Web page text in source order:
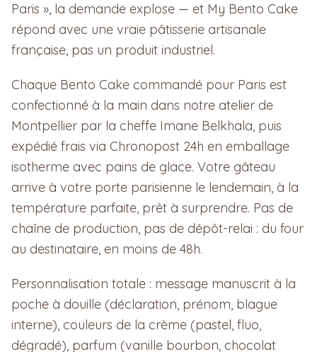
Paris », la demande explose — et My Bento Cake
répond avec une vraie pâtisserie artisanale
française, pas un produit industriel.
Chaque Bento Cake commandé pour Paris est
confectionné à la main dans notre atelier de
Montpellier par la cheffe Imane Belkhala, puis
expédié frais via Chronopost 24h en emballage
isotherme avec pains de glace. Votre gâteau
arrive à votre porte parisienne le lendemain, à la
température parfaite, prêt à surprendre. Pas de
chaîne de production, pas de dépôt-relai : du four
au destinataire, en moins de 48h.
Personnalisation totale : message manuscrit à la
poche à douille (déclaration, prénom, blague
interne), couleurs de la crème (pastel, fluo,
dégradé), parfum (vanille bourbon, chocolat